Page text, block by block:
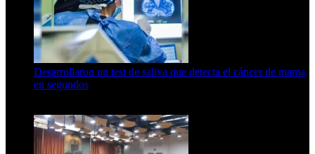
Desarrollaron un test de saliva que detecta el cáncer de mama
en segundos